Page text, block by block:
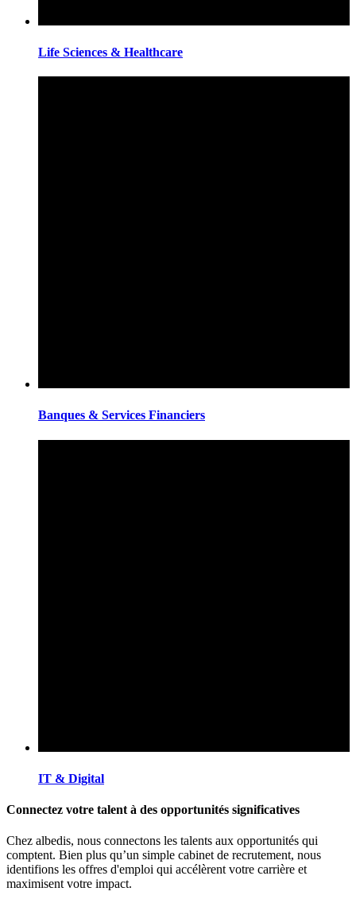
Life Sciences & Healthcare
Banques & Services Financiers
IT & Digital
Connectez votre talent à des opportunités significatives
Chez albedis, nous connectons les talents aux opportunités qui
comptent. Bien plus qu’un simple cabinet de recrutement, nous
identifions les offres d'emploi qui accélèrent votre carrière et
maximisent votre impact.